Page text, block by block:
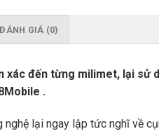
ĐÁNH GIÁ (0)
xác đến từng milimet, lại
.
nghệ lại ngay lập tức nghĩ về